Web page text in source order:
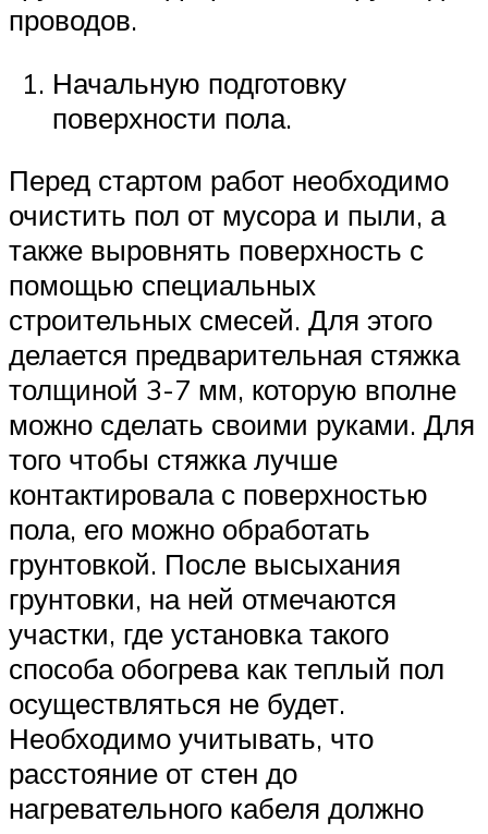
проводов.
Начальную подготовку
поверхности пола.
Перед стартом работ необходимо
очистить пол от мусора и пыли, а
также выровнять поверхность с
помощью специальных
строительных смесей. Для этого
делается предварительная стяжка
толщиной 3-7 мм, которую вполне
можно сделать своими руками. Для
того чтобы стяжка лучше
контактировала с поверхностью
пола, его можно обработать
грунтовкой. После высыхания
грунтовки, на ней отмечаются
участки, где установка такого
способа обогрева как теплый пол
осуществляться не будет.
Необходимо учитывать, что
расстояние от стен до
нагревательного кабеля должно